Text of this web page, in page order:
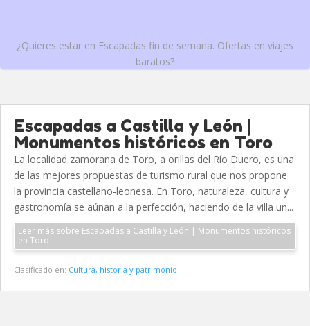
¿Quieres estar en Escapadas fin de semana. Ofertas en viajes
baratos?
Escapadas a Castilla y León |
Monumentos históricos en Toro
La localidad zamorana de Toro, a orillas del Río Duero, es una
de las mejores propuestas de turismo rural que nos propone
la provincia castellano-leonesa. En Toro, naturaleza, cultura y
gastronomía se aúnan a la perfección, haciendo de la villa un...
Leer más sobre Escapadas a Castilla y León | Monumentos históricos
en Toro
Clasificado en: Cultura, historia y patrimonio